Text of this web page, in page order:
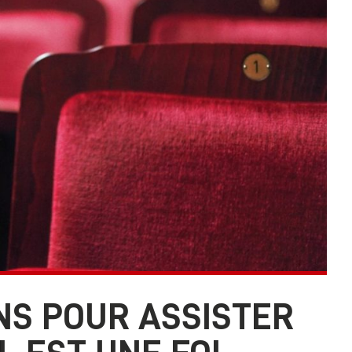
POUR ASSISTER